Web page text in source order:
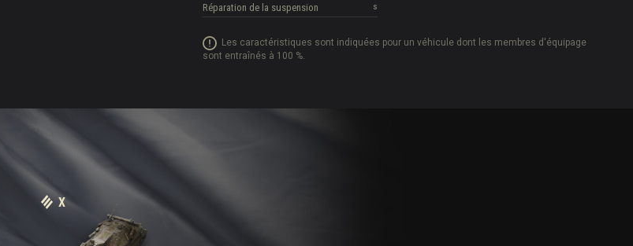
s
Réparation de la suspension
Les caractéristiques sont indiquées pour un véhicule dont les membres d'équipage
sont entraînés à 100 %.
X